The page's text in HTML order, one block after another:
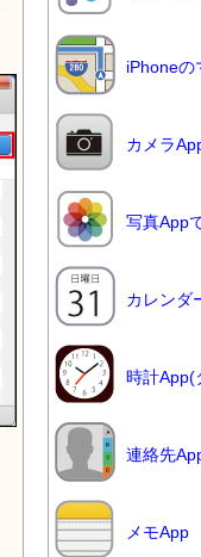
iPhoneの
カメラ
写真App
カレンダ
時計App(
連絡先
メモApp